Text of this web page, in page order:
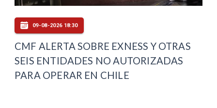
09-08-2026 18:30
CMF ALERTA SOBRE EXNESS Y OTRAS
SEIS ENTIDADES NO AUTORIZADAS
PARA OPERAR EN CHILE